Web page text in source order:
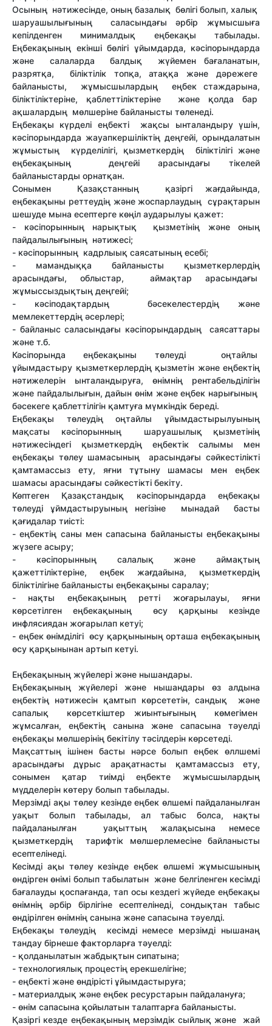
Осының нәтижесінде, оның базалық бөлігі болып, халық
шаруашылығының саласындағы әрбір жұмысшыға
кепілденген минималдық еңбекақы табылады.
Еңбекақының екінші бөлігі ұйымдарда, кәсіпорындарда
және салаларда балдық жүйемен бағаланатын,
разрятқа, біліктілік топқа, атаққа және дәрежеге
байланысты, жұмысшылардың еңбек стаждарына,
біліктіліктеріне, қаблеттіліктеріне және қолда бар
ақшалардың мөлшеріне байланысты төленеді.
Еңбекақы күрделі еңбекті жақсы ынталандыру үшін,
кәсіпорындарда жауапкершіліктің деңгейі, орындалатын
жұмыстың күрделілігі, қызметкердің біліктілігі және
еңбекақының деңгейі арасындағы тікелей
байланыстарды орнатқан.
Сонымен Қазақстанның қазіргі жағдайында,
еңбекақыны реттеудің және жоспарлаудың сұрақтарын
шешуде мына есептерге көңіл аударылуы қажет:
- кәсіпорынның нарықтық қызметінің және оның
пайдалылығының нәтижесі;
- кәсіпорынның кадрлыық саясатының есебі;
- мамандыққа байланысты қызметкерлердің
арасындағы, облыстар, аймақтар арасындағы
жұмыссыздықтың деңгейі;
- кәсіподақтардың бәсекелестердің және
мемлекеттердің әсерлері;
- байланыс саласындағы кәсіпорындардың саясаттары
және т.б.
Кәсіпорында еңбекақыны төлеуді оңтайлы
ұйымдастыру қызметкерлердің қызметін және еңбектің
нәтижелерін ынталандыруға, өнімнің рентабельділігін
және пайдалылығын, дайын өнім және еңбек нарығының
бәсекеге қаблеттілігін қамтуға мүмкіндік береді.
Еңбекақы төлеудің оңтайлы ұйымдастырылуының
мақсаты кәсіпорынның шаруашылық қызметінің
нәтижесіндегі қызметкердің еңбектік салымы мен
еңбекақы төлеу шамасының арасындағы сәйкестілікті
қамтамассыз ету, яғни тұтыну шамасы мен еңбек
шамасы арасындағы сәйкестікті бекіту.
Көптеген Қазақстандық кәсіпорындарда еңбекақы
төлеуді ұймдастыруының негізіне мынадай басты
қағидалар тиісті:
- еңбектің саны мен сапасына байланысты еңбекақыны
жүзеге асыру;
- кәсіпорынның салалық және аймақтың
қажеттіліктеріне, еңбек жағдайына, қызметкердің
біліктілігіне байланысты еңбекақыны саралау;
- нақты еңбекақының ретті жоғарылауы, яғни
көрсетілген еңбекақының өсу қарқыны кезінде
инфлясиядан жоғарылап кетуі;
- еңбек өнімділігі өсу қарқынының орташа еңбекақының
өсу қарқынынан артып кетуі.
Еңбекақының жүйелері және нышандары.
Еңбекақының жүйелері және нышандары өз алдына
еңбектің нәтижесін қамтып көрсететін, сандық және
сапалық көрсеткіштер жиынтығының көмегімен
жұмсалған, еңбектің санына және сапасына тәуелді
еңбекақы мөлшерінің бекітілу тәсілдерін көрсетеді.
Мақсаттың ішінен басты нәрсе болып еңбек өллшемі
арасындағы дұрыс арақатнасты қамтамассыз ету,
сонымен қатар тиімді еңбекте жұмысшылардың
мүдделерін көтеру болып табылады.
Мерзімді ақы төлеу кезінде еңбек өлшемі пайдаланылған
уақыт болып табылады, ал табыс болса, нақты
пайдаланылған уақыттың жалақысына немесе
қызметкердің тарифтік мөлшерлемесіне байланысты
есептелінеді.
Кесімді ақы төлеу кезінде еңбек өлшемі жұмысшының
өндірген өнімі болып табылатын және белгіленген кесімді
бағалауды қоспағанда, тап осы кездегі жүйеде еңбекақы
өнімнің әрбір бірлігіне есептелінеді, сондықтан табыс
өндірілген өнімнің санына және сапасына тәуелді.
Еңбекақы төлеудің кесімді немесе мерзімді нышанаң
тандау бірнеше факторларға тәуелді:
- қолданылатын жабдықтын сипатына;
- технологиялық процестің ерекшелігіне;
- еңбекті және өндірісті ұйымдастыруға;
- материалдық және еңбек ресурстарын пайдалануға;
- өнім сапасына қойылатын талаптарға байланысты.
Қазіргі кезде еңбекақының мерзімдік сыйлық және жай